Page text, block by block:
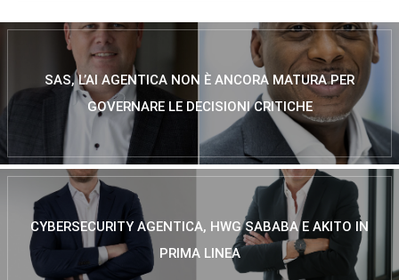
SAS, L’AI AGENTICA NON È ANCORA MATURA PER
GOVERNARE LE DECISIONI CRITICHE
CYBERSECURITY AGENTICA, HWG SABABA E AKITO IN
PRIMA LINEA